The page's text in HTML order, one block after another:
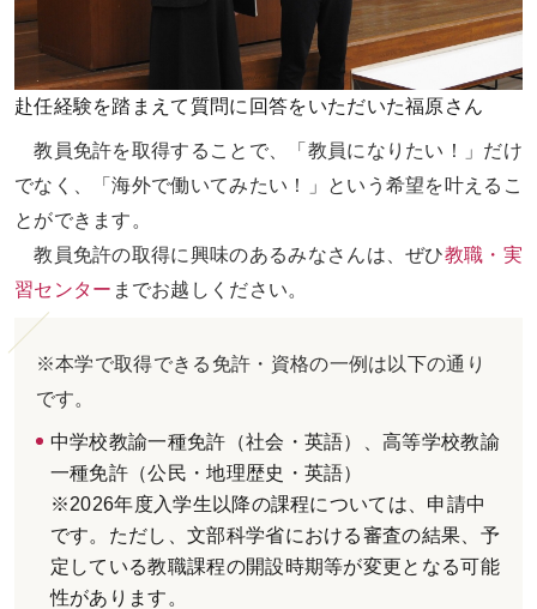
赴任経験を踏まえて質問に回答をいただいた福原さん
教員免許を取得することで、「教員になりたい！」だけ
でなく、「海外で働いてみたい！」という希望を叶えるこ
とができます。
教員免許の取得に興味のあるみなさんは、ぜひ教職・実
習センター までお越しください。
※本学で取得できる免許・資格の一例は以下の通り
です。
中学校教諭一種免許（社会・英語）、高等学校教諭
一種免許（公民・地理歴史・英語）
※2026年度入学生以降の課程については、申請中
です。ただし、文部科学省における審査の結果、予
定している教職課程の開設時期等が変更となる可能
性があります。